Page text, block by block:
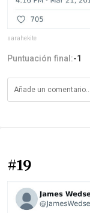
sarahekite
Puntuación final:-1
#19